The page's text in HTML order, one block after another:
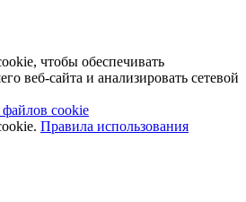
чтобы обеспечивать
веб-сайта и анализировать сетевой
cookie
Правила использования